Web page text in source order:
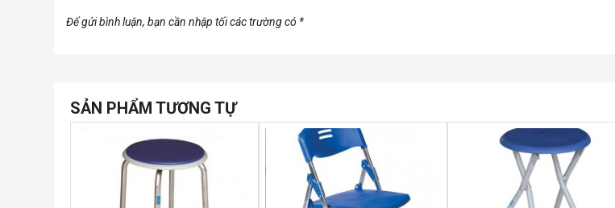
Để gửi bình luận, bạn cần nhập tối các trường có *
SẢN PHẨM TƯƠNG TỰ